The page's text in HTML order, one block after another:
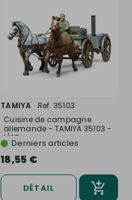
TAMIYA
Ref. 35103
Cuisine de campagne
allemande - TAMIYA 35103 -
1/35Derniers articles
18,55 €
DÉTAIL